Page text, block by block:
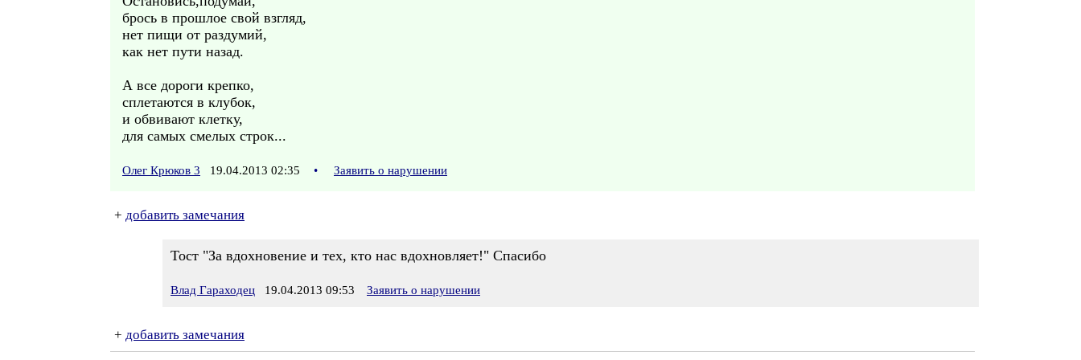
брось в прошлое свой взгляд,
нет пищи от раздумий,
как нет пути назад.
А все дороги крепко,
сплетаются в клубок,
и обвивают клетку,
для самых смелых строк...
Олег Крюков 3 19.04.2013 02:35 • Заявить о нарушении
+ добавить замечания
Тост "За вдохновение и тех, кто нас вдохновляет!" Спасибо
Влад Гараходец 19.04.2013 09:53 Заявить о нарушении
+ добавить замечания